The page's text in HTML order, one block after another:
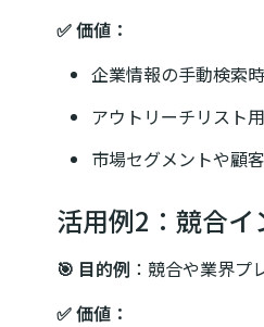
✅ 価値：
企業情報の手動検索
アウトリーチリスト
市場セグメントや顧
活用例2：競合
🎯 目的例 ：競合や業界プ
✅ 価値：